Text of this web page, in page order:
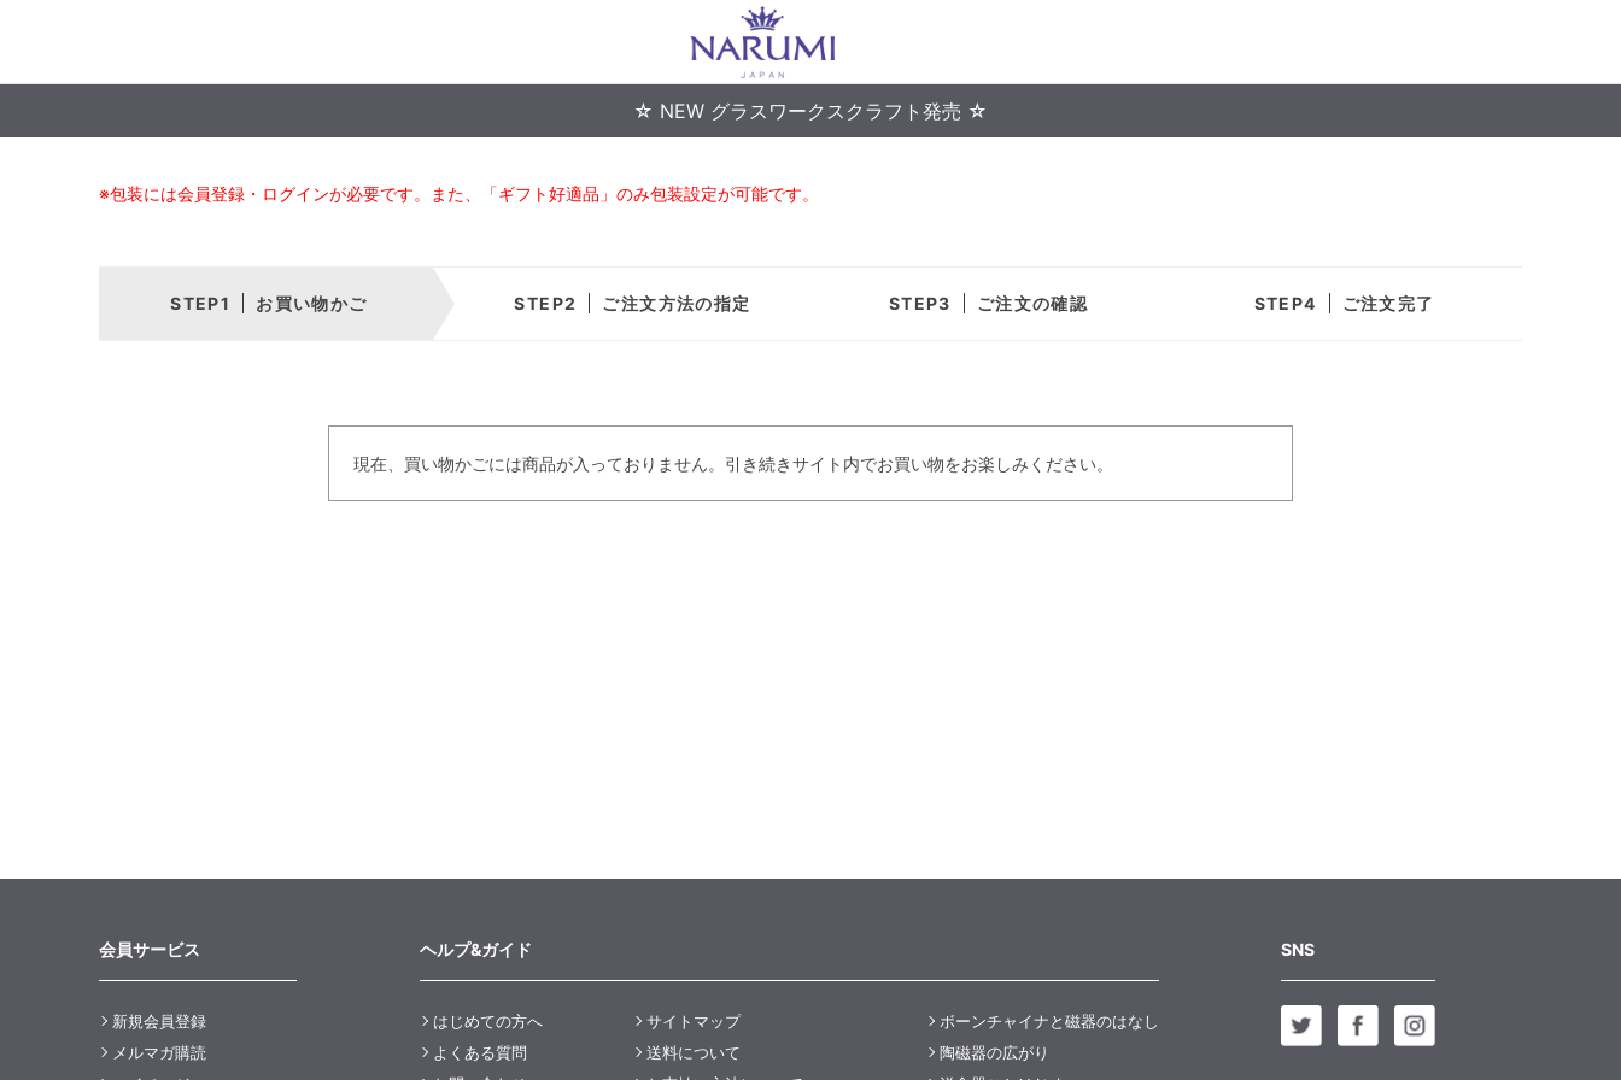
☆ NEW グラスワークスクラフト発売 ☆
※包装には会員登録・ログインが必要です。また、「ギフト好適品」のみ包装設定が可能です。
お買い物かご ご注文方法の指定 ご注文の確認 ご注文完了
現在、買い物かごには商品が入っておりません。引き続きサイト内でお買い物をお楽しみください。
会員サービス
新規会員登録
メルマガ購読
ヘルプ&ガイド
はじめての方へ
よくある質問
サイトマップ
送料について
ボーンチャイナと磁器のはなし
陶磁器の広がり
SNS